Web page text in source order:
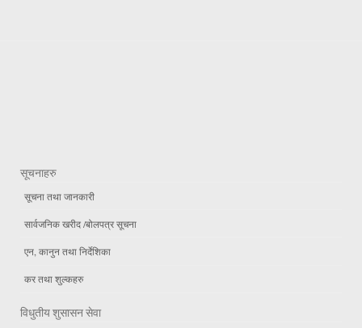
सूचनाहरु
सूचना तथा जानकारी
सार्वजनिक खरीद /बोलपत्र सूचना
एन, कानुन तथा निर्देशिका
कर तथा शुल्कहरु
विधुतीय शुसासन सेवा